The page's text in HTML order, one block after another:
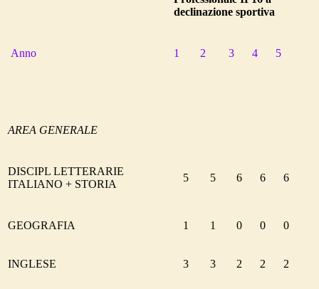
declinazione sportiva
Anno 1 2 3 4 5
AREA GENERALE
DISCIPL LETTERARIE
ITALIANO + STORIA
5 5 6 6 6
GEOGRAFIA 1 1 0 0 0
INGLESE 3 3 2 2 2